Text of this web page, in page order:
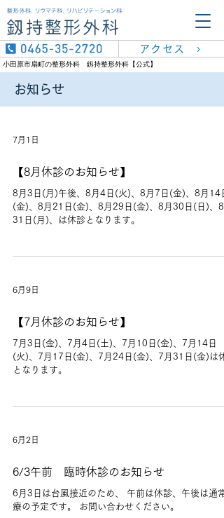
アクセス ›
小田原市扇町の整形外科 釼持整形外科【公式】
お知らせ
7月1日
【8月休診のお知らせ】
8月3日(月)午後、8月4日(火)、8月7日(金)、8月14
(金)、8月21日(金)、8月29日(金)、8月30日(日)、8
31日(月)、は休診となります。
6月9日
【7月休診のお知らせ】
7月3日(金)、7月4日(土)、7月10日(金)、7月14日
(火)、7月17日(金)、7月24日(金)、7月31日(金)は
となります。
6月2日
6/3午前 臨時休診のお知らせ
6月3日は台風接近のため、 午前は休診、午後は通常
療の予定です。 お問い合わせください。